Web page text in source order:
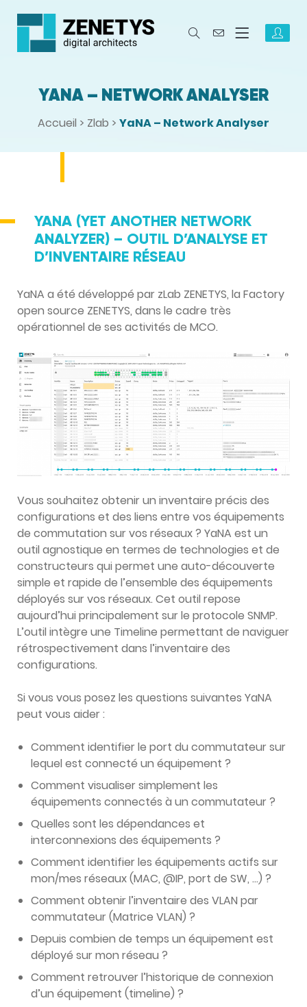
YANA – NETWORK ANALYSER
Accueil > Zlab > YaNA – Network Analyser
YANA (YET ANOTHER NETWORK
ANALYZER) – OUTIL D’ANALYSE ET
D’INVENTAIRE RÉSEAU
YaNA a été développé par zLab ZENETYS, la Factory
open source ZENETYS, dans le cadre très
opérationnel de ses activités de MCO.
Vous souhaitez obtenir un inventaire précis des
configurations et des liens entre vos équipements
de commutation sur vos réseaux ? YaNA est un
outil agnostique en termes de technologies et de
constructeurs qui permet une auto-découverte
simple et rapide de l’ensemble des équipements
déployés sur vos réseaux. Cet outil repose
aujourd’hui principalement sur le protocole SNMP.
L’outil intègre une Timeline permettant de naviguer
rétrospectivement dans l’inventaire des
configurations.
Si vous vous posez les questions suivantes YaNA
peut vous aider :
Comment identifier le port du commutateur sur
lequel est connecté un équipement ?
Comment visualiser simplement les
équipements connectés à un commutateur ?
Quelles sont les dépendances et
interconnexions des équipements ?
Comment identifier les équipements actifs sur
mon/mes réseaux (MAC, @IP, port de SW, …) ?
Comment obtenir l’inventaire des VLAN par
commutateur (Matrice VLAN) ?
Depuis combien de temps un équipement est
déployé sur mon réseau ?
Comment retrouver l’historique de connexion
d’un équipement (timeline) ?